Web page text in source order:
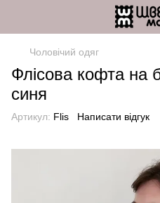
Чоловічий одяг
Флісова кофта на
синя
Артикул: Flis Написати відгук